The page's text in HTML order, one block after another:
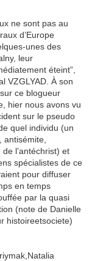
ne sont pas au
d’Europe
unes des
leur
éteint”,
VZGLYAD. À son
ce blogueur
hier nous avons vu
sur le pseudo
quel individu (un
l’antéchrist) et
spécialistes de ce
pour diffuser
en temps
par la quasi
(note de Danielle
histoireetsociete)